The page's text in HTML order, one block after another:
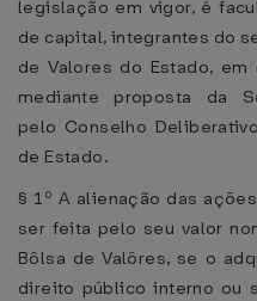
legislação em vigor, é
de capital, integrantes do
de Valores do Estado,
mediante proposta da
pelo Conselho
de Estado.
§ 1º A alienação das
ser feita pelo seu valor
Bôlsa de Valôres, se o
direito público interno ou